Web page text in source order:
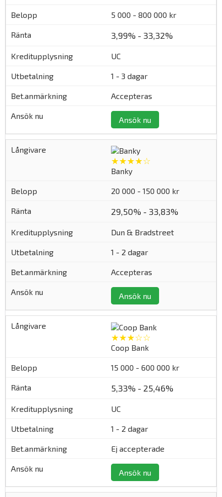
5 000 - 800 000 kr
3,99% - 33,32%
UC
1 - 3 dagar
Accepteras
Ansök nu
★★★★☆
Banky
20 000 - 150 000 kr
29,50% - 33,83%
Dun & Bradstreet
1 - 2 dagar
Accepteras
Ansök nu
★★★☆☆
Coop Bank
15 000 - 600 000 kr
5,33% - 25,46%
UC
1 - 2 dagar
Ej accepterade
Ansök nu